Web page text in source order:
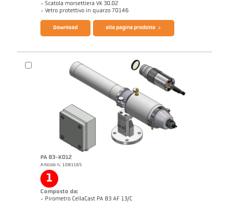
- Scatola morsettiera VK 30.02
- Vetro protettivo in quarzo 70146
Note applicativa CellaCast Rapporto tecnico Casting
Download alla pagina prodotto
PA 83-K012
Articolo n.: 1081165
1
Composto da:
- Pirometro CellaCast PA 83 AF 13/C
Questionario CellaCast